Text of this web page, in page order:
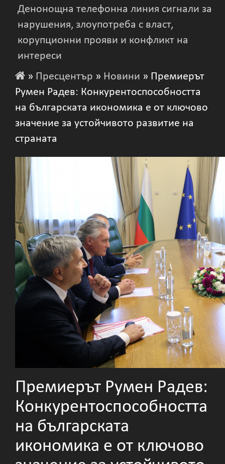
Денонощна телефонна линия сигнали за
нарушения, злоупотреба с власт,
корупционни прояви и конфликт на
интереси
» Пресцентър » Новини » Премиерът
Румен Радев: Конкурентоспособността
на българската икономика е от ключово
значение за устойчивото развитие на
страната
Премиерът Румен Радев:
Конкурентоспособността
на българската
икономика е от ключово